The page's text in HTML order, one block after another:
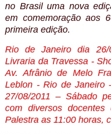
no Brasil uma nova
em comemoração aos
primeira edição.
Rio de Janeiro dia 26/
Livraria da Travessa -
Av. Afrânio de Melo
Leblon - Rio de Janeiro
27/08/2011 – Sábado
com diversos
Palestra as 11:00 horas,